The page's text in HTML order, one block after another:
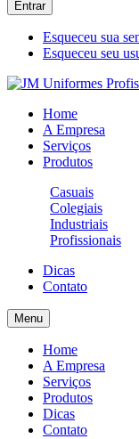
Esqueceu sua
Esqueceu seu
Home
A Empresa
Serviços
Produtos
Casuais
Colegiais
Industriais
Profissionais
Dicas
Contato
Menu
Home
A Empresa
Serviços
Produtos
Dicas
Contato